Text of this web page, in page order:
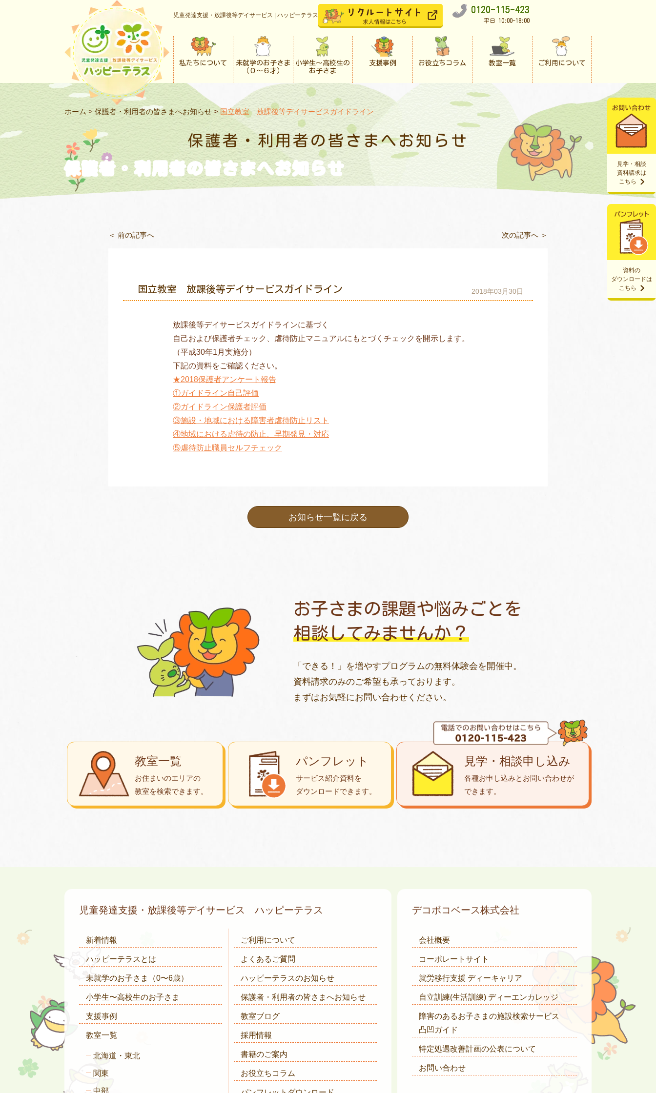
児童発達支援・放課後等デイサービス | ハッピーテラス
0120-115-423
平日 10:00-18:00
私たちについて
未就学のお子さま
（０〜６才）
小学生〜高校生の
お子さま
支援事例 お役立ちコラム 教室一覧 ご利用について
資料の
ダウンロードは
こちら
見学・相談
資料請求は
こちら
ホーム > 保護者・利用者の皆さまへお知らせ > 国立教室 放課後等デイサービスガイドライン
保護者・利用者の 皆さまへお知らせ
保護者・利用者の皆さまへお知らせ
＜ 前の記事へ 次の記事へ ＞
国立教室 放課後等デイサービスガイドライン 2018年03月30日
放課後等デイサービスガイドラインに基づく
自己および保護者チェック、虐待防止マニュアルにもとづくチェックを開示します。
（平成30年1月実施分）
下記の資料をご確認ください。
★2018保護者アンケート報告
①ガイドライン自己評価
②ガイドライン保護者評価
③施設・地域における障害者虐待防止リスト
④地域における虐待の防止、早期発見・対応
⑤虐待防止職員セルフチェック
お知らせ一覧に戻る
お子さまの課題や悩みごとを
相談してみませんか？
「できる！」を増やすプログラムの無料体験会を開催中。
資料請求のみのご希望も承っております。
まずはお気軽にお問い合わせください。
教室一覧
お住まいのエリアの
教室を検索できます。
パンフレット
サービス紹介資料を
ダウンロードできます。
見学・相談申し込み
各種お申し込みとお問い合わせが
できます。
児童発達支援・放課後等デイサービス ハッピーテラス
新着情報
ハッピーテラスとは
未就学のお子さま （0〜6歳）
小学生〜高校生のお子さま
支援事例
教室一覧
北海道・東北
関東
中部
ご利用について
よくあるご質問
ハッピーテラスのお知らせ
保護者・利用者の皆さまへお知らせ
教室ブログ
採用情報
書籍のご案内
お役立ちコラム
デコボコベース株式会社
会社概要
コーポレートサイト
就労移行支援 ディーキャリア
自立訓練(生活訓練) ディーエンカレッジ
障害のあるお子さまの施設検索サービス
凸凹ガイド
特定処遇改善計画の公表について
お問い合わせ